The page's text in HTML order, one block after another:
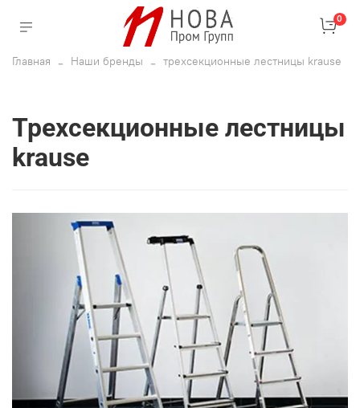
0
Главная Наши бренды трехсекционные лестницы krause
трехсекционные лестницы
krause